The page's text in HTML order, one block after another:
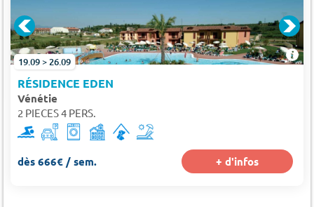
19.09 > 26.09
RÉSIDENCE EDEN
Vénétie
2 PIECES 4 PERS.
dès 666€ / sem. + d'infos